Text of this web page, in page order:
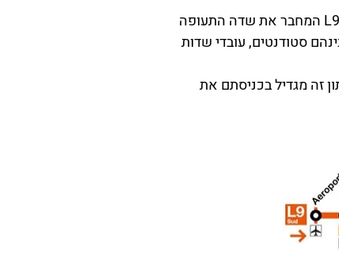
אחת מהסיבות לצמיחה המהירה והביקושים נובעת באופן ישיר לפתיחתו, בסוף שנת 2016, של קו המטרו L9 המחבר את שדה התעופה
סטודנטים, עובדי שדות
זה מגדיל בכניסתם את